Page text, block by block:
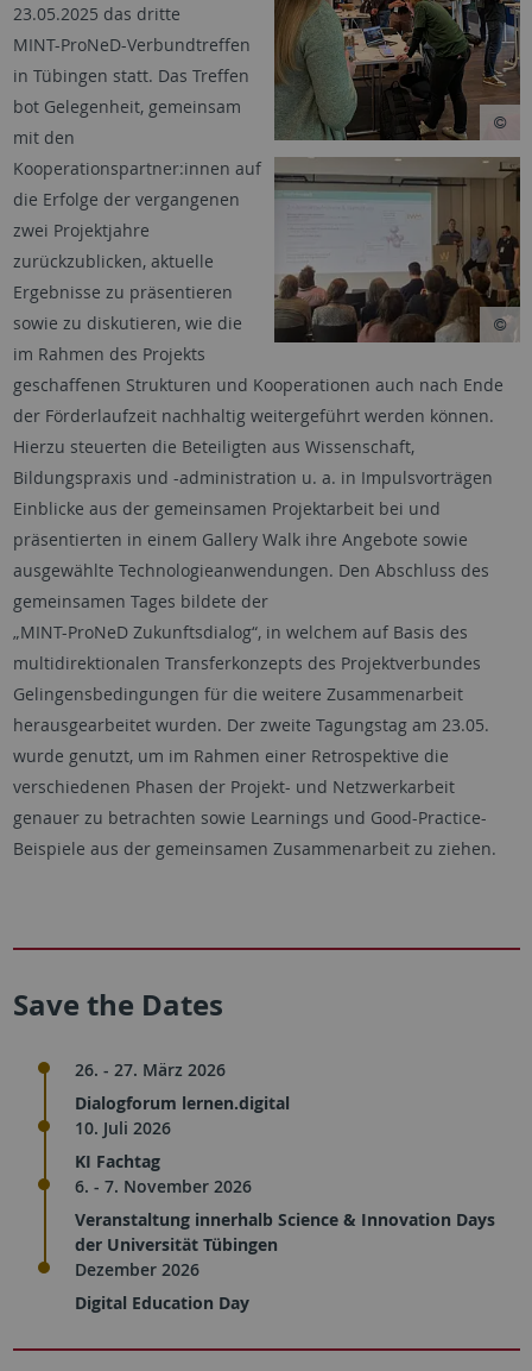
23.05.2025 das dritte
MINT-ProNeD-Verbundtreffen
in Tübingen statt. Das Treffen
bot Gelegenheit, gemeinsam
mit den
Kooperationspartner:innen auf
die Erfolge der vergangenen
zwei Projektjahre
zurückzublicken, aktuelle
Ergebnisse zu präsentieren
sowie zu diskutieren, wie die
im Rahmen des Projekts
geschaffenen Strukturen und Kooperationen auch nach Ende
der Förderlaufzeit nachhaltig weitergeführt werden können.
Hierzu steuerten die Beteiligten aus Wissenschaft,
Bildungspraxis und -administration u. a. in Impulsvorträgen
Einblicke aus der gemeinsamen Projektarbeit bei und
präsentierten in einem Gallery Walk ihre Angebote sowie
ausgewählte Technologieanwendungen. Den Abschluss des
gemeinsamen Tages bildete der
„MINT-ProNeDZukunftsdialog“, in welchem auf Basis des
multidirektionalen Transferkonzepts des Projektverbundes
Gelingensbedingungen für die weitere Zusammenarbeit
herausgearbeitet wurden. Der zweite Tagungstag am 23.05.
wurde genutzt, um im Rahmen einer Retrospektive die
verschiedenen Phasen der Projekt- und Netzwerkarbeit
genauer zu betrachten sowie Learnings und Good-Practice-
Beispiele aus der gemeinsamen Zusammenarbeit zu ziehen.
Save the Dates
26. - 27. März 2026
Dialogforum lernen.digital
10. Juli 2026
KI Fachtag
6. - 7. November 2026
Veranstaltung innerhalb Science & Innovation Days
der Universität Tübingen
Dezember 2026
Digital Education Day